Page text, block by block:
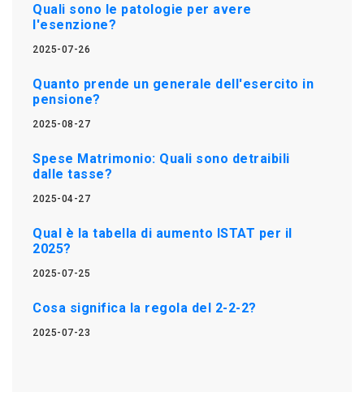
Quali sono le patologie per avere
l'esenzione?
2025-07-26
Quanto prende un generale dell'esercito in
pensione?
2025-08-27
Spese Matrimonio: Quali sono detraibili
dalle tasse?
2025-04-27
Qual è la tabella di aumento ISTAT per il
2025?
2025-07-25
Cosa significa la regola del 2-2-2?
2025-07-23